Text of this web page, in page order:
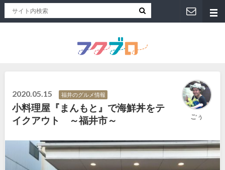
2020.05.15 福井のグルメ情報
小料理屋『まんもと』で海鮮丼をテ
イクアウト ～福井市～
ごぅ